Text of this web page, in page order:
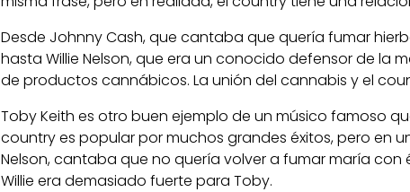
Desde Johnny Cash, que cantaba que quería fumar
hasta Willie Nelson, que era un conocido defensor de la
de productos cannábicos. La unión del cannabis y el
Toby Keith es otro buen ejemplo de un músico famoso
country es popular por muchos grandes éxitos, pero en
Nelson, cantaba que no quería volver a fumar maría con
Willie era demasiado fuerte para Toby.